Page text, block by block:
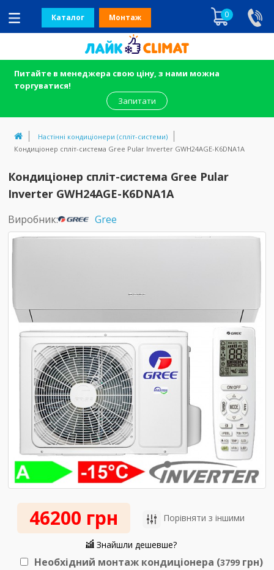
Каталог Монтаж 0
Питайте в менеджера свою ціну, з нами можна
торгуватися!
Запитати
Настінні кондиціонери (спліт-системи)
Кондиціонер спліт-система Gree Pular Inverter GWH24AGE-K6DNA1A
Кондиціонер спліт-система Gree Pular
Inverter GWH24AGE-K6DNA1A
Виробник: Gree
46200 грн Порівняти з іншими
Знайшли дешевше?
Необхідний монтаж кондиціонера (3799 грн)